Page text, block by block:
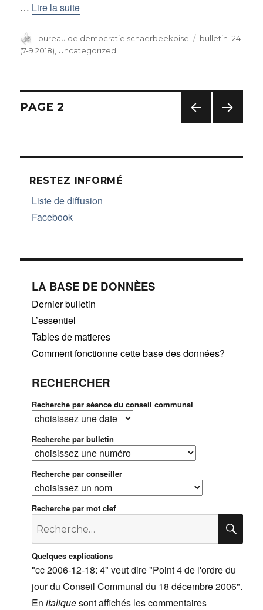
… Lire la suite
Auteur
bureau de democratie schaerbeekoise Catégories
bulletin 124
(7-9 2018), Uncategorized
Navigation
articles
ÉDE
PAGE 2
ANT
RESTEZ INFORMÉ
Liste de diffusion
Facebook
LA BASE DE DONNÈES
Dernier bulletin
L’essentiel
Tables de matieres
Comment fonctionne cette base des données?
RECHERCHER
Recherche par séance du conseil communal
Recherche par bulletin
Recherche par conseiller
Recherche par mot clef
Recherche
:Quelques explications
"cc 2006-12-18: 4" veut dire "Point 4 de l'ordre du
jour du Conseil Communal du 18 décembre 2006".
Enitaliquesont affichés les commentaires